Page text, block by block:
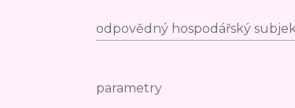
odpovědný hospodářský
parametry